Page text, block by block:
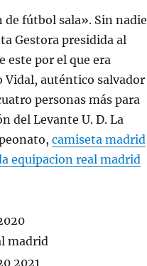
de fútbol sala». Sin nadie
Gestora presidida al
este por el que era
Vidal, auténtico salvador
personas más para
del Levante U. D. La
camiseta madrid
equipacion real madrid